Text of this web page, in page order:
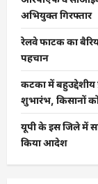
अभियुक्त गिरफ्तार
रेलवे फाटक का
पहचान
कटका में बहुउद्देशीय
शुभारंभ, किसानों
यूपी के इस जिले में
किया आदेश